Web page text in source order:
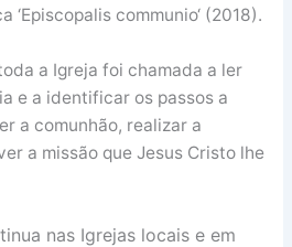
communio‘ (2018).
a Igreja foi chamada a ler
e a identificar os passos a
a comunhão, realizar a
a missão que Jesus Cristo lhe
nas Igrejas locais e em